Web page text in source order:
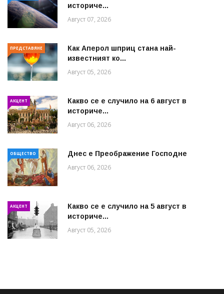
историче...
Август 07, 2026
ПРЕДСТАВЯНЕ
Как Аперол шприц стана най-
известният ко...
Август 05, 2026
АКЦЕНТ
Какво се е случило на 6 август в
историче...
Август 06, 2026
ОБЩЕСТВО Днес е Преображение Господне
Август 06, 2026
АКЦЕНТ
Какво се е случило на 5 август в
историче...
Август 05, 2026